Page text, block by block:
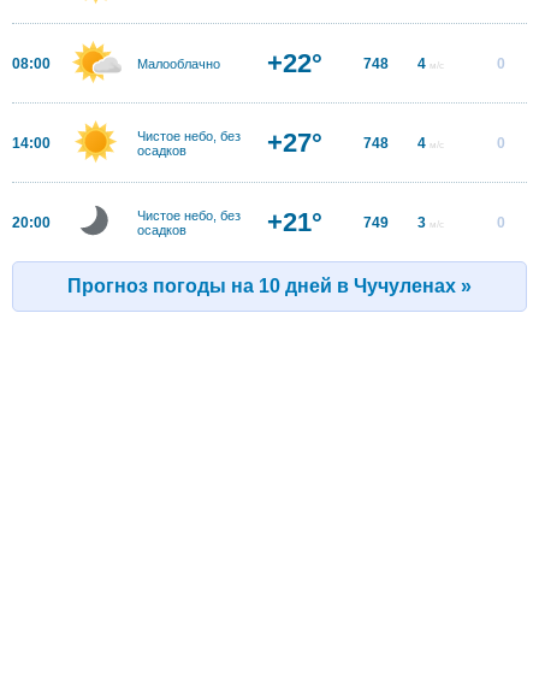
08:00 Малооблачно +22° 748 4 м/с 0
14:00
Чистое небо, без
осадков
+27° 748 4 м/с 0
20:00
Чистое небо, без
осадков
+21° 749 3 м/с 0
Прогноз погоды на 10 дней в Чучуленах »